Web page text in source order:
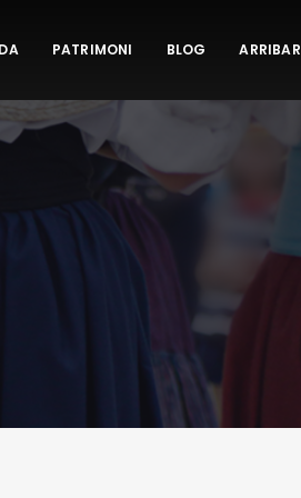
PATRIMONI BLOG ARRIBAR